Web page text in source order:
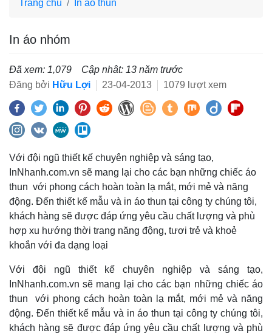
Trang chủ In áo thun
In áo nhóm
Đã xem: 1,079
Cập nhât: 13 năm trước
Đăng bởi Hữu Lợi 23-04-2013 1079 lượt xem
Với đội ngũ thiết kế chuyên nghiệp và sáng tạo,
InNhanh.com.vn sẽ mang lại cho các bạn những chiếc áo
thun với phong cách hoàn toàn lạ mắt, mới mẻ và năng
động. Đến thiết kế mẫu và in áo thun tại công ty chúng tôi,
khách hàng sẽ được đáp ứng yêu cầu chất lượng và phù
hợp xu hướng thời trang năng động, tươi trẻ và khoẻ
khoắn với đa dạng loại
Với đội ngũ thiết kế chuyên nghiệp và sáng tạo,
InNhanh.com.vn sẽ mang lại cho các bạn những chiếc áo
thun với phong cách hoàn toàn lạ mắt, mới mẻ và năng
động. Đến thiết kế mẫu và in áo thun tại công ty chúng tôi,
khách hàng sẽ được đáp ứng yêu cầu chất lượng và phù